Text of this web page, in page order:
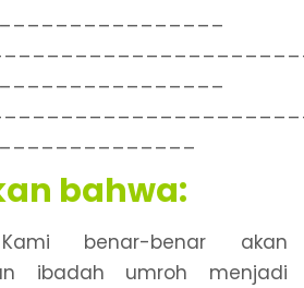
bahwa:
benar-benar akan
ibadah umroh menjadi